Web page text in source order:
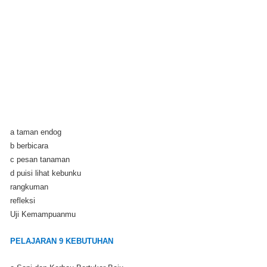
a taman endog
b berbicara
c pesan tanaman
d puisi lihat kebunku
rangkuman
refleksi
Uji Kemampuanmu
PELAJARAN 9 KEBUTUHAN